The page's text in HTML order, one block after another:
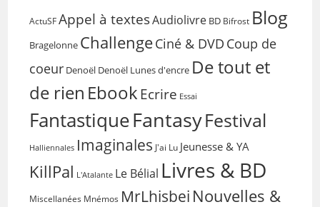
ActuSF Appel à textesAudiolivre BD Bifrost Blog
Bragelonne ChallengeCiné & DVD Coup de
coeur Denoël Denoël Lunes d'encre De tout et
de rien EbookEcrire Essai
FantastiqueFantasyFestival
Halliennales Imaginales J'ai Lu Jeunesse & YA
KillPal L'Atalante Le Bélial Livres & BD
Miscellanées Mnémos MrLhisbei Nouvelles &